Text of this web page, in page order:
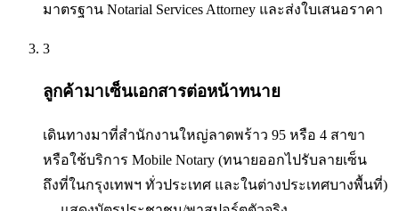
มาตรฐาน Notarial Services Attorney และส่งใบเสนอราคา
3
ลูกค้ามาเซ็นเอกสารต่อหน้าทนาย
เดินทางมาที่สำนักงานใหญ่ลาดพร้าว 95 หรือ 4 สาขา
หรือใช้บริการ Mobile Notary (ทนายออกไปรับลายเซ็น
ถึงที่ในกรุงเทพฯ ทั่วประเทศ และในต่างประเทศบางพื้นที่)